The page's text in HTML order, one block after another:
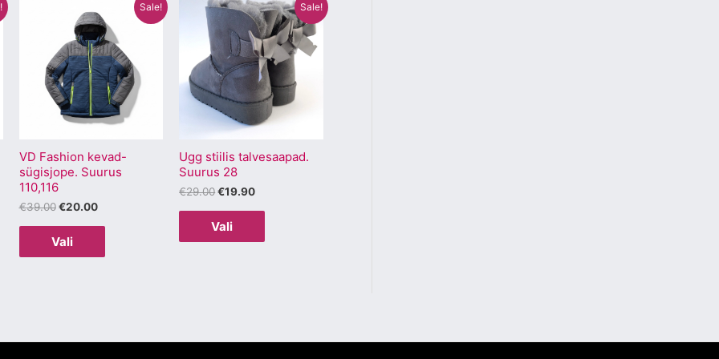
Sale!
VD Fashion kevad-
sügisjope. Suurus
110,116
€39.00
hind
€39.00.
€20.00
hind
on:
€20.00.
Vali
Sellel
tootel
on
mitu
varianti.
Valikuid
teha
tootelehel.
Sale!
Ugg stiilis talvesaapad.
Suurus 28
€29.00
hind
oli:
€29.00.
€19.90
hind
on:
€19.90.
Vali
Sellel
tootel
on
mitu
varianti.
Valikuid
teha